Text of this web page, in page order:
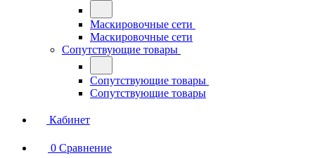
Маскировочные сети
Маскировочные сети
Сопутствующие товары
Сопутствующие товары
Сопутствующие товары
Кабинет
0 Сравнение